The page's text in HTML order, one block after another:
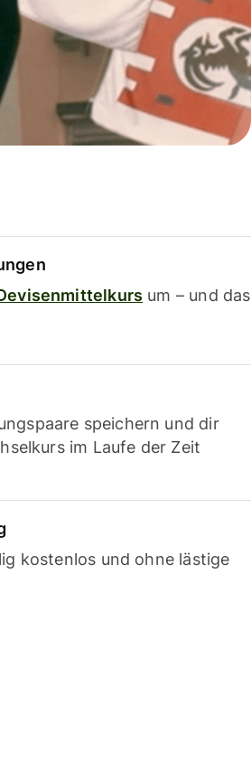
um – und das
speichern und dir
im Laufe der Zeit
kostenlos und ohne lästige